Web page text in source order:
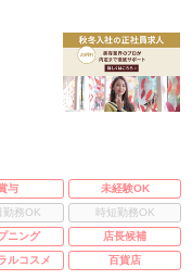
与
未経験OK
勤務OK
時短勤務OK
ニング
店長候補
ルコスメ 百貨店